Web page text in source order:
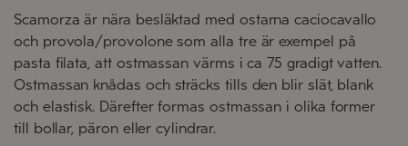
Scamorza är nära besläktad med ostarna caciocavallo
och provola/provolone som alla tre är exempel på
pasta filata, att ostmassan värms i ca 75 gradigt vatten.
Ostmassan knådas och sträcks tills den blir slät, blank
och elastisk. Därefter formas ostmassan i olika former
till bollar, päron eller cylindrar.